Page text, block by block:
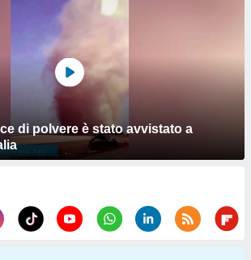
di polvere è stato avvistato a